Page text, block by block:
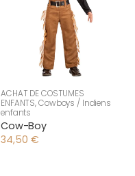
ACHAT DE COSTUMES
ENFANTS,Cowboys / Indiens
enfants
Cow-Boy
34,50 €